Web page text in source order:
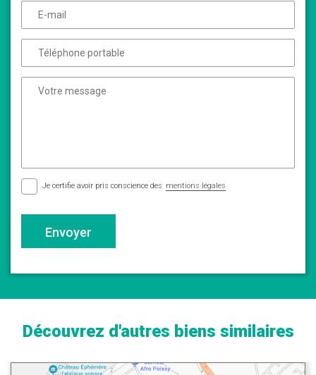
Je certifie avoir pris conscience des mentions légales
Envoyer
Découvrez d'autres biens similaires